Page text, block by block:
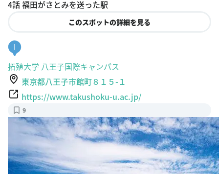
このスポットの詳細を見る
拓殖大学 八王子国際キャンパス
東京都八王子市館町８１５-１
https://www.takushoku-u.ac.jp/
9